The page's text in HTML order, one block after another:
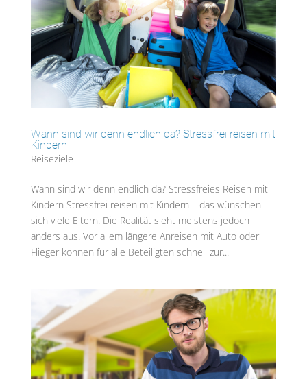
Wann sind wir denn endlich da? Stressfrei reisen mit
Kindern
Reiseziele
Wann sind wir denn endlich da? Stressfreies Reisen mit
Kindern Stressfrei reisen mit Kindern – das wünschen
sich viele Eltern. Die Realität sieht meistens jedoch
anders aus. Vor allem längere Anreisen mit Auto oder
Flieger können für alle Beteiligten schnell zur...